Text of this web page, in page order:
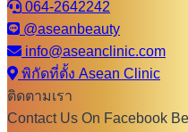
064-2642242
@aseanbeauty
info@aseanclinic.com
พิกัดที่ตั้ง Asean Clinic
ติดตามเรา
Contact Us On Facebook